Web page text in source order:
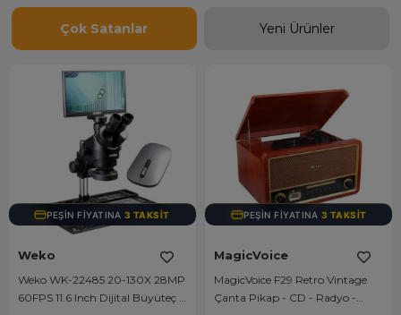
Çok Satanlar Yeni Ürünler
PEŞIN FIYATINA 3 TAKSIT
Weko
Weko WK-22485 20-130X 28MP
60FPS 11.6 Inch Dijital Büyüteç -
PEŞIN FIYATINA 3 TAKSIT
MagicVoice
MagicVoice F29 Retro Vintage
Çanta Pikap - CD - Radyo -